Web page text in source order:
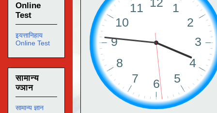
Online
Test
इयत्तानिहाय
Online Test
सामान्य
ज्ञान
सामान्य ज्ञान